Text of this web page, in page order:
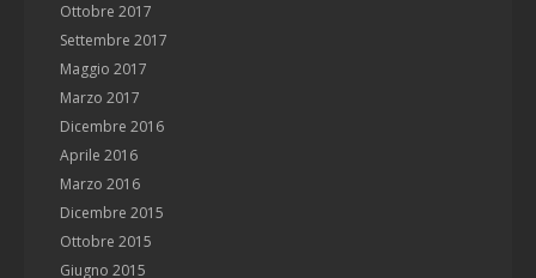
Ottobre 2017
Settembre 2017
Maggio 2017
Marzo 2017
Dicembre 2016
Aprile 2016
Marzo 2016
Dicembre 2015
Ottobre 2015
Giugno 2015